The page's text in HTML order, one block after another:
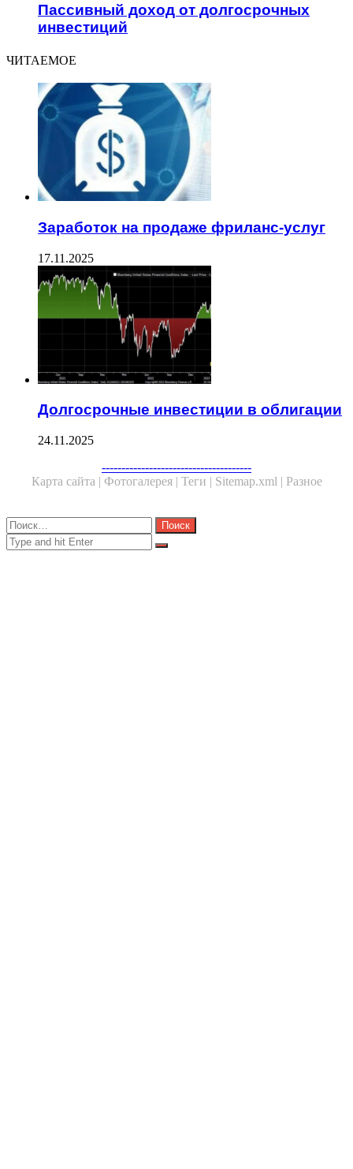
Пассивный доход от долгосрочных
инвестиций
ЧИТАЕМОЕ
Заработок на продаже фриланс-услуг
17.11.2025
Долгосрочные инвестиции в облигации
24.11.2025
--------------------------------------
Карта сайта | Фотогалерея | Теги | Sitemap.xml | Разное
Close
Найти:
Close
Search